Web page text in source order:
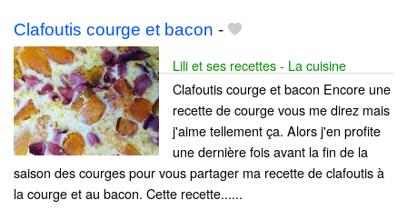
Clafoutis courge et bacon -
Lili et ses recettes - La cuisine
Clafoutis courge et bacon Encore une
recette de courge vous me direz mais
j'aime tellement ça. Alors j'en profite
une dernière fois avant la fin de la
saison des courges pour vous partager ma recette de clafoutis à
la courge et au bacon. Cette recette......